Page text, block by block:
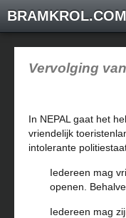
BRAMKROL.COM
Vervolging
In NEPAL gaat het
vriendelijk
intolerante
Iedereen mag
openen. Behalve
Iedereen mag